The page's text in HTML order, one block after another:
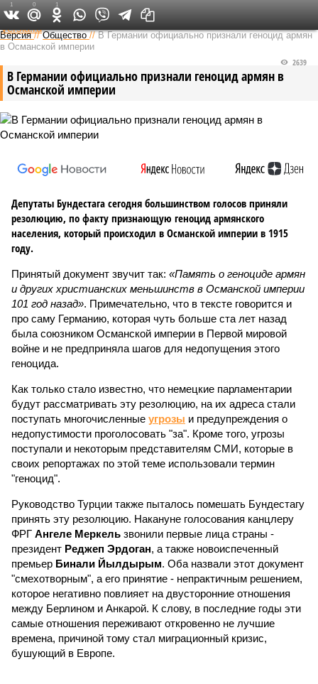
Федеральный выпуск
Версия //Общество //В Германии официально признали геноцид армян
в Османской империи
В Германии официально признали геноцид армян в
Османской империи
2639
Депутаты Бундестага сегодня большинством голосов приняли
резолюцию, по факту признающую геноцид армянского
населения, который происходил в Османской империи в 1915
году.
Принятый документ звучит так: «Память о геноциде армян
и других христианских меньшинств в Османской империи
101 год назад». Примечательно, что в тексте говорится и
про саму Германию, которая чуть больше ста лет назад
была союзником Османской империи в Первой мировой
войне и не предприняла шагов для недопущения этого
геноцида.
Как только стало известно, что немецкие парламентарии
будут рассматривать эту резолюцию, на их адреса стали
поступать многочисленные угрозы и предупреждения о
недопустимости проголосовать "за". Кроме того, угрозы
поступали и некоторым представителям СМИ, которые в
своих репортажах по этой теме использовали термин
"геноцид".
Руководство Турции также пыталось помешать Бундестагу
принять эту резолюцию. Накануне голосования канцлеру
ФРГ Ангеле Меркель звонили первые лица страны -
президент Реджеп Эрдоган, а также новоиспеченный
премьер Бинали Йылдырым. Оба назвали этот документ
"смехотворным", а его принятие - непрактичным решением,
которое негативно повлияет на двусторонние отношения
между Берлином и Анкарой. К слову, в последние годы эти
самые отношения переживают откровенно не лучшие
времена, причиной тому стал миграционный кризис,
бушующий в Европе.
1 0 1